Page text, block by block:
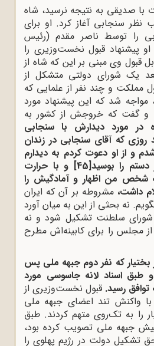
با صدیقی به نتیجه نرسید، شاه
نظر سنجابی آغاز کرد. او برای
را توسط ناصر مقدم (رئیس
پیشنهاد قبول نخست‌وزیری را
قبول وی مبنی بر این که شاه از
یک شورای دولتی متشکل از
مملکت و چند نفر از علمایی که
مواجه شد که این پیشنهاد مورد
و گفت که خروجش از کشور به
در مورد دیدارش با سنجابی
روزی که آقای سنجابی در زندان
شدم و از او دعوت کردم به دیدارم
دستم را بوسید[45]
و با حرارت
شخص من اظهار و آمادگیش را
داشت، مشروطه بر آن که ایران
نه بحثی از این به میان آورد
شورای سلطنت تشکیل شود و نه
مجلس را برای کابینه‌اش مطرح
بختیار که نفر دوم جبهه ملی پس
طبق اسناد لانه جاسوسی مورد
توافق رسید. قبول نخست‌وزیری از
با واکنش تند اعضای جبهه ملی
را به تک‌روی متهم کردند. طبق
جبهه ملی تصویب کرده بود،
تشکیل دولت در رژیم پهلوی را